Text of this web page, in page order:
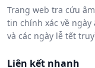
Trang web tra cứu
tin chính xác về ngày
và các ngày lễ tết
Liên kết nhanh